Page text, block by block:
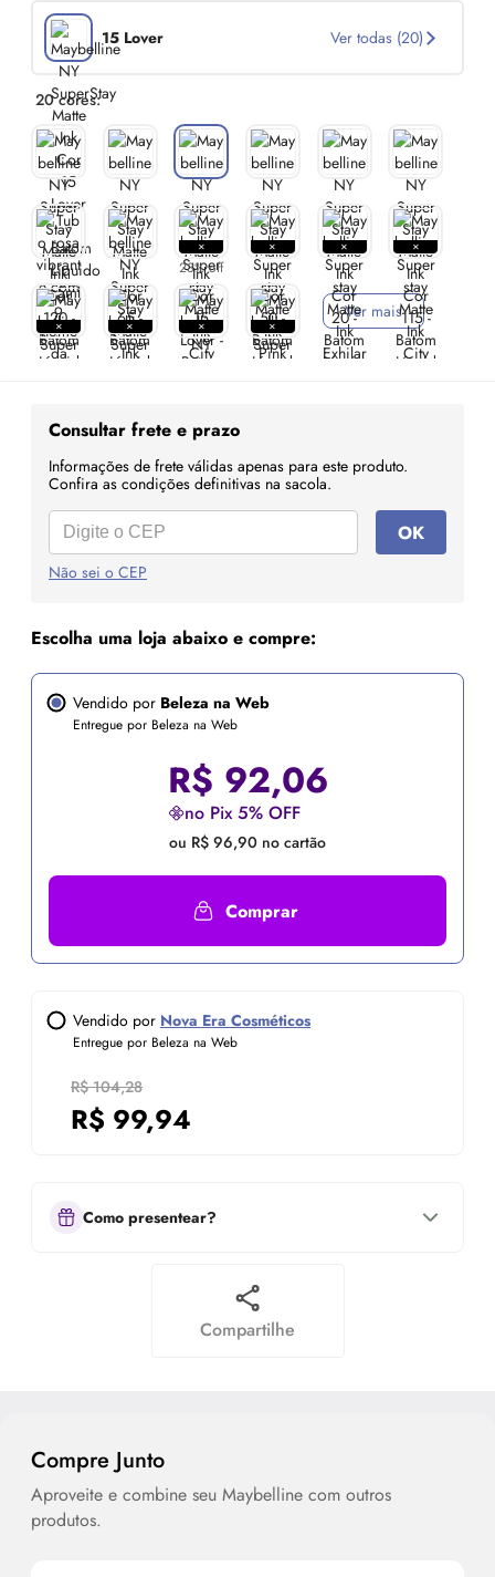
15 Lover Ver todas (20)
20 cores:
23% off
Ver mais
Consultar frete e prazo
Informações de frete válidas apenas para este produto.
Confira as condições definitivas na sacola.
OK
Não sei o CEP
Escolha uma loja abaixo e compre:
Vendido por Beleza na Web
Entregue por Beleza na Web
R$ 92,06
no Pix 5% OFF
ou R$ 96,90 no cartão
Comprar
Vendido por Nova Era Cosméticos
Entregue por Beleza na Web
R$ 104,28
R$ 99,94
Como presentear?
Compartilhe
Compre Junto
Aproveite e combine seu Maybelline com outros
produtos.